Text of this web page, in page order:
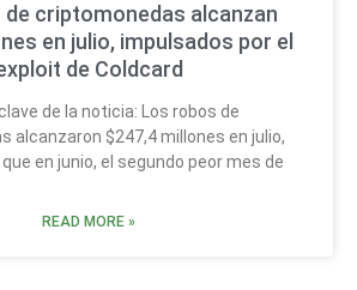
criptomonedas alcanzan
en julio, impulsados por el
de Coldcard
de la noticia: Los robos de
alcanzaron $247,4 millones en julio,
en junio, el segundo peor mes de
READ MORE »